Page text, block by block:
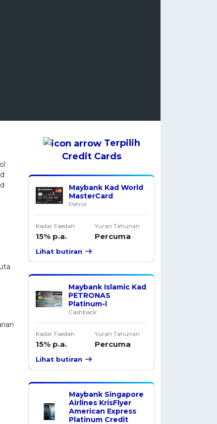
Terpilih
Credit Cards
Maybank Kad World
MasterCard
Petrol
Kadar Faedah
15% p.a.
Yuran Tahunan
Percuma
Lihat butiran
Maybank Islamic Kad
PETRONAS
Platinum-i
Cashback
Kadar Faedah
15% p.a.
Yuran Tahunan
Percuma
Lihat butiran
Maybank Singapore
Airlines KrisFlyer
American Express
Platinum Credit